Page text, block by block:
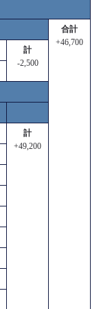
合計
+46,700
計
-2,500
計
+49,200